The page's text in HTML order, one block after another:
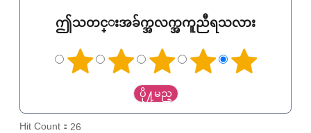
ဤသတင္းအခ်က္အလက္အကူညီရသလား
Hit Count： 26